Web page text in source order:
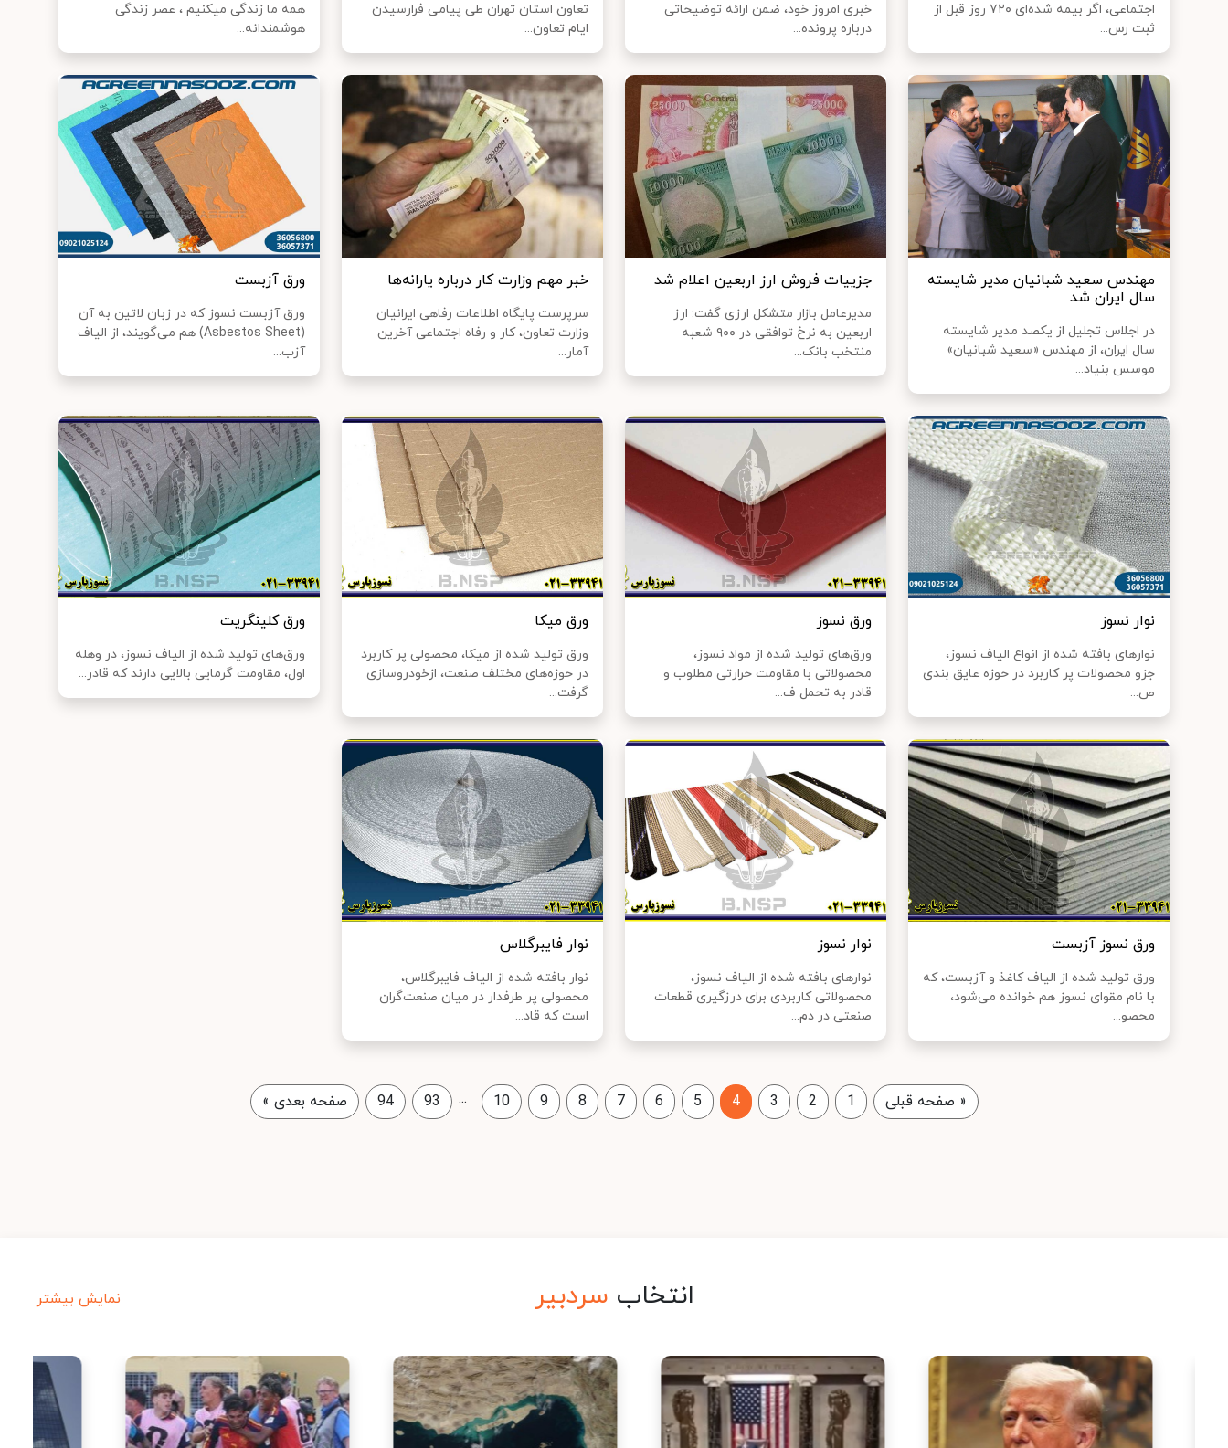
اجتماعی، اگر بیمه شده‌ای ۷۲۰ روز قبل از
ثبت رس...
خبری امروز خود، ضمن ارائه توضیحاتی
درباره پرونده...
تعاون استان تهران طی پیامی فرارسیدن
ایام تعاون...
همه ما زندگی میکنیم ، عصر زندگی
هوشمندانه...
مهندس سعید شبانیان مدیر شایسته
سال ایران شد
در اجلاس تجلیل از یکصد مدیر شایسته
سال ایران، از مهندس «سعید شبانیان»
موسس بنیاد...
جزییات فروش ارز اربعین اعلام شد
مدیرعامل بازار متشکل ارزی گفت: ارز
اربعین به‌ نرخ توافقی در ۹۰۰ شعبه
منتخب بانک‌...
خبر مهم وزارت کار درباره یارانه‌ها
سرپرست پایگاه اطلاعات رفاهی ایرانیان
وزارت تعاون، کار و رفاه اجتماعی آخرین
آمار...
ورق آزبست
ورق آزبست نسوز که در زبان لاتین به آن
(Asbestos Sheet) هم می‌گویند، از الیاف
آزب...
نوار نسوز
نوارهای بافته شده از انواع الیاف نسوز،
جزو محصولات پر کاربرد در حوزه عایق بندی
ص...
ورق نسوز
ورق‌های تولید شده از مواد نسوز،
محصولاتی با مقاومت حرارتی مطلوب و
قادر به تحمل ف...
ورق میکا
ورق تولید شده از میکا، محصولی پر کاربرد
در حوزه‌های مختلف صنعت، ازخودروسازی
گرفت...
ورق کلینگریت
ورق‌های تولید شده از الیاف نسوز، در وهله
اول، مقاومت گرمایی بالایی دارند که قادر...
ورق نسوز آزبست
ورق تولید شده از الیاف کاغذ و آزبست، که
با نام مقوای نسوز هم خوانده می‌شود،
محصو...
نوار نسوز
نوارهای بافته شده از الیاف نسوز،
محصولاتی کاربردی برای درزگیری قطعات
صنعتی در دم...
نوار فایبرگلاس
نوار بافته شده از الیاف فایبرگلاس،
محصولی پر طرفدار در میان صنعت‌گران
است که قاد...
« صفحه قبلی 1
2
3
4
5
6
7
8
9
10
...
93
94 صفحه بعدی »
انتخاب سردبیر نمایش بیشتر